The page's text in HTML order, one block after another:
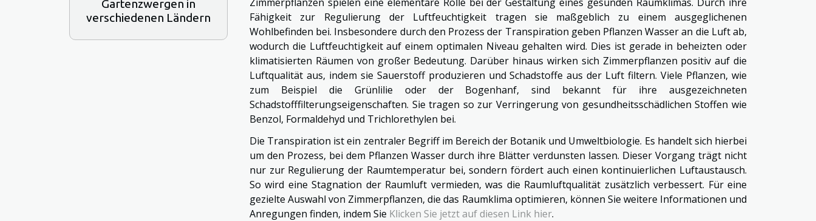
Gartenzwergen in
verschiedenen Ländern
Fähigkeit zur Regulierung der Luftfeuchtigkeit tragen sie maßgeblich zu einem ausgeglichenen
Wohlbefinden bei. Insbesondere durch den Prozess der Transpiration geben Pflanzen Wasser an die Luft ab,
wodurch die Luftfeuchtigkeit auf einem optimalen Niveau gehalten wird. Dies ist gerade in beheizten oder
klimatisierten Räumen von großer Bedeutung. Darüber hinaus wirken sich Zimmerpflanzen positiv auf die
Luftqualität aus, indem sie Sauerstoff produzieren und Schadstoffe aus der Luft filtern. Viele Pflanzen, wie
zum Beispiel die Grünlilie oder der Bogenhanf, sind bekannt für ihre ausgezeichneten
Schadstofffilterungseigenschaften. Sie tragen so zur Verringerung von gesundheitsschädlichen Stoffen wie
Benzol, Formaldehyd und Trichlorethylen bei.
Die Transpiration ist ein zentraler Begriff im Bereich der Botanik und Umweltbiologie. Es handelt sich hierbei
um den Prozess, bei dem Pflanzen Wasser durch ihre Blätter verdunsten lassen. Dieser Vorgang trägt nicht
nur zur Regulierung der Raumtemperatur bei, sondern fördert auch einen kontinuierlichen Luftaustausch.
So wird eine Stagnation der Raumluft vermieden, was die Raumluftqualität zusätzlich verbessert. Für eine
gezielte Auswahl von Zimmerpflanzen, die das Raumklima optimieren, können Sie weitere Informationen und
Anregungen finden, indem Sie Klicken Sie jetzt auf diesen Link hier.